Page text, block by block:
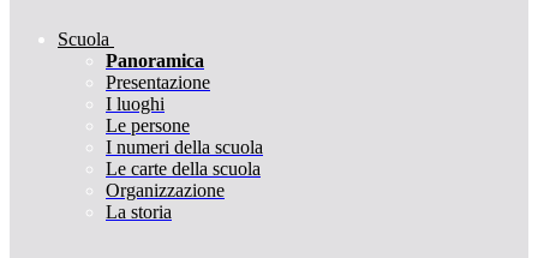
Scuola
Panoramica
Presentazione
I luoghi
Le persone
I numeri della scuola
Le carte della scuola
Organizzazione
La storia